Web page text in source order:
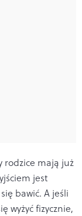
rodzice mają już
jest
bawić. A jeśli
wyżyć fizycznie,